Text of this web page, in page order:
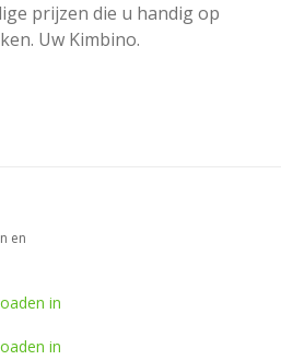
prijzen die u handig op
Uw Kimbino.
en
in
in